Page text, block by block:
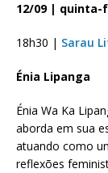
12/09 | quinta-
18h30 | Sarau
Énia Lipanga
Énia Wa Ka
aborda em sua
atuando como
reflexões